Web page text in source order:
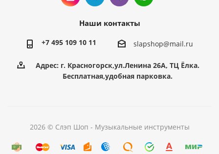
Наши контакты
+7 495 109 10 11 slapshop@mail.ru
Адрес: г. Красногорск,ул.Ленина 26А, ТЦ Ёлка.
Бесплатная,удобная парковка.
2026 © Слэп Шоп - Музыкальные инструменты